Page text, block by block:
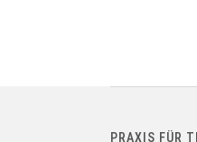
PRAXIS FÜR